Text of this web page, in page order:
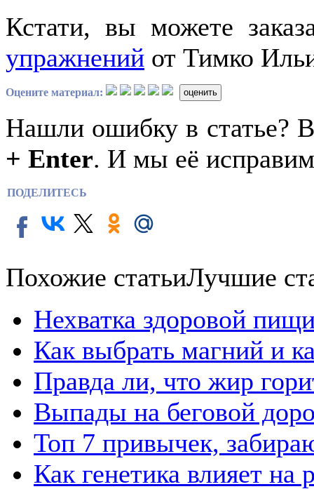
Кстати, вы можете
упражнений от Тимко
Оцените материал: оценить
Нашли ошибку в статье?
+ Enter. И мы её
ПОДЕЛИТЕСЬ
Похожие статьиЛучшие
Нехватка здоровой
Как выбрать магний и
Правда ли, что жир
Выпады на беговой
Топ 7 привычек,
Как генетика влияет